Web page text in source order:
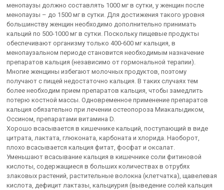
менопаузы должно составлять 1000 мг в сутки, у женщин после
менопаузы – до 1500 мг в сутки. Для достижения такого уровня
большинству женщин необходимо дополнительно принимать
кальций по 500-1000 мг в сутки. Поскольку пищевые продукты
обеспечивают организму только 400-600 мг кальция, в
менопаузальном периоде становится необходимым назначение
препаратов кальция (независимо от гормональной терапии).
Многие женщины избегают молочных продуктов, поэтому
получают с пищей недостаточно кальция. В таких случаях тем
более необходим прием препаратов кальция, чтобы замедлить
потерю костной массы. Одновременное применение препаратов
кальция обязательно при лечении остеопороза Миакалыдиком,
Оссином, препаратами витамина D.
Хорошо всасывается в кишечнике кальций, поступающий в виде
цитрата, лактата, глюконата, карбоната и хлорида. Наоборот,
плохо всасывается кальция фитат, фосфат и оксалат.
Уменьшают всасывание кальция в кишечнике соли фитиновой
кислоты, содержащиеся в больших количествах в отрубях
злаковых растений, растительные волокна (клетчатка), щавелевая
кислота, дефицит лактазы, кальциурия (выведение солей кальция